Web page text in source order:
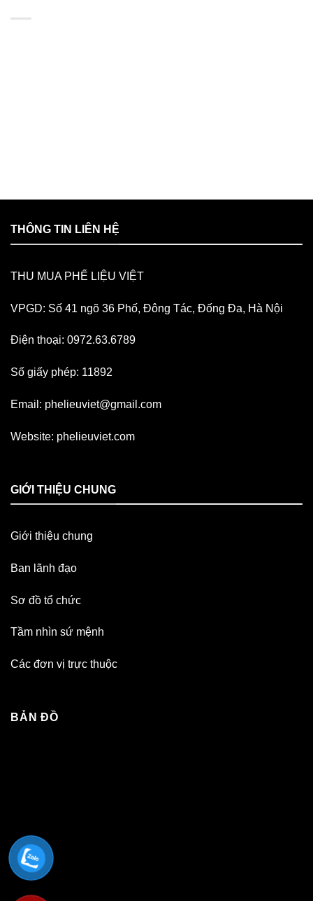
THÔNG TIN LIÊN HỆ
THU MUA PHẾ LIỆU VIỆT
VPGD: Số 41 ngõ 36 Phố, Đông Tác, Đống Đa, Hà Nội
Điện thoại: 0972.63.6789
Số giấy phép: 11892
Email: phelieuviet@gmail.com
Website: phelieuviet.com
GIỚI THIỆU CHUNG
Giới thiệu chung
Ban lãnh đạo
Sơ đồ tổ chức
Tầm nhìn sứ mệnh
Các đơn vị trực thuộc
BẢN ĐỒ